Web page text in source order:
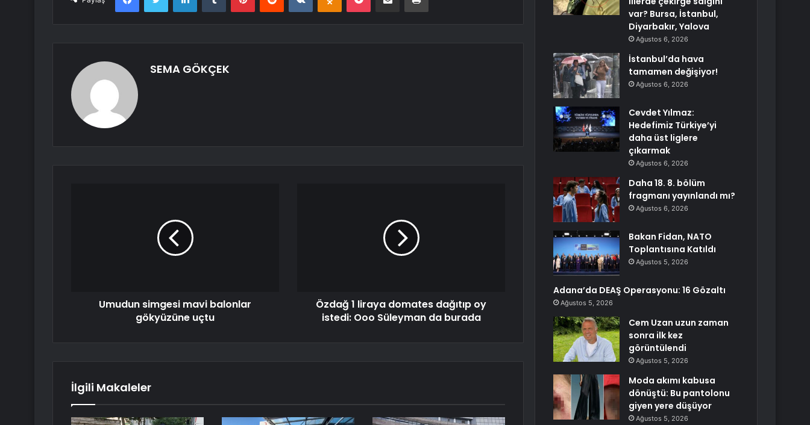
SEMA GÖKÇEK
Umudun simgesi mavi balonlar
gökyüzüne uçtu
Özdağ 1 liraya domates dağıtıp oy
istedi: Ooo Süleyman da burada
İlgili Makaleler
var? Bursa, İstanbul,
Diyarbakır, Yalova
Ağustos 6, 2026
İstanbul’da hava
tamamen değişiyor!
Ağustos 6, 2026
Cevdet Yılmaz:
Hedefimiz Türkiye’yi
daha üst liglere
çıkarmak
Ağustos 6, 2026
Daha 18. 8. bölüm
fragmanı yayınlandı mı?
Ağustos 6, 2026
Bakan Fidan, NATO
Toplantısına Katıldı
Ağustos 5, 2026
Adana’da DEAŞ Operasyonu: 16 Gözaltı
Ağustos 5, 2026
Cem Uzan uzun zaman
sonra ilk kez
görüntülendi
Ağustos 5, 2026
Moda akımı kabusa
dönüştü: Bu pantolonu
giyen yere düşüyor
Ağustos 5, 2026